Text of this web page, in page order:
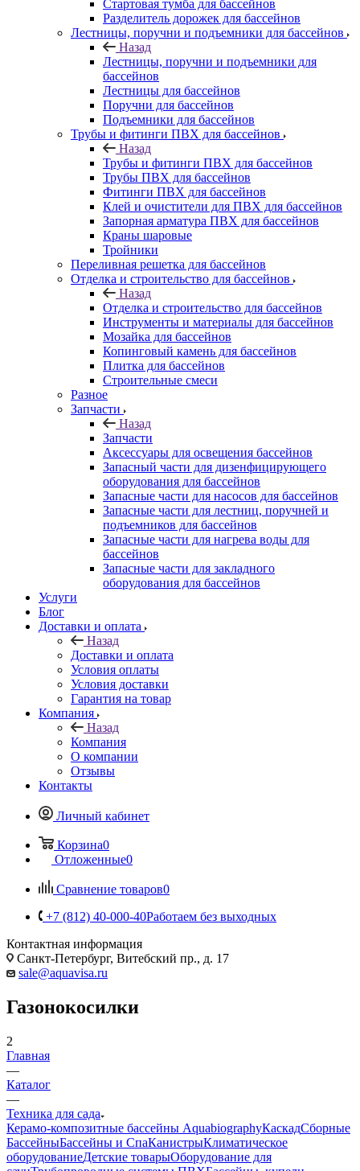
Стартовая тумба для бассейнов
Разделитель дорожек для бассейнов
Лестницы, поручни и подъемники для бассейнов
Назад
Лестницы, поручни и подъемники для
бассейнов
Лестницы для бассейнов
Поручни для бассейнов
Подъемники для бассейнов
Трубы и фитинги ПВХ для бассейнов
Назад
Трубы и фитинги ПВХ для бассейнов
Трубы ПВХ для бассейнов
Фитинги ПВХ для бассейнов
Клей и очистители для ПВХ для бассейнов
Запорная арматура ПВХ для бассейнов
Краны шаровые
Тройники
Переливная решетка для бассейнов
Отделка и строительство для бассейнов
Назад
Отделка и строительство для бассейнов
Инструменты и материалы для бассейнов
Мозайка для бассейнов
Копинговый камень для бассейнов
Плитка для бассейнов
Строительные смеси
Разное
Запчасти
Назад
Запчасти
Аксессуары для освещения бассейнов
Запасный части для дизенфицирующего
оборудования для бассейнов
Запасные части для насосов для бассейнов
Запасные части для лестниц, поручней и
подъемников для бассейнов
Запасные части для нагрева воды для
бассейнов
Запасные части для закладного
оборудования для бассейнов
Услуги
Блог
Доставки и оплата
Назад
Доставки и оплата
Условия оплаты
Условия доставки
Гарантия на товар
Компания
Назад
Компания
О компании
Отзывы
Контакты
Личный кабинет
Корзина0
Отложенные0
Сравнение товаров0
+7 (812) 40-000-40Работаем без выходных
Контактная информация
Санкт-Петербург, Витебский пр., д. 17
sale@aquavisa.ru
Газонокосилки
2
Главная
—
Каталог
—
Техника для сада
Керамо-композитные бассейны AquabiographyКаскадСборные
БассейныБассейны и СпаКанистрыКлиматическое
оборудованиеДетские товарыОборудование для